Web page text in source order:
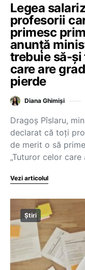
Legea
profesorii
primesc
anunță
trebuie să-și
care are
pierde
Diana Ghimiși
Dragoș Pîslaru,
declarat că toți
de merit o să
„Tuturor celor
Vezi articolul
Știri